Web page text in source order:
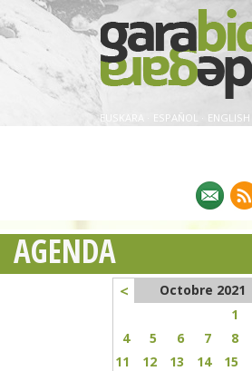
EUSKARA ESPAÑOL · ENGLISH
AGENDA
< Octobre 2021
1
4
5 6 7 8
11
12 13 14 15